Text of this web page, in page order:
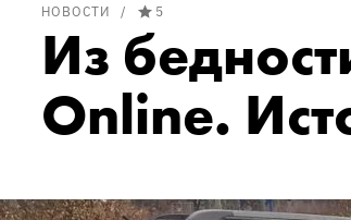
НОВОСТИ 5
Из
Online.